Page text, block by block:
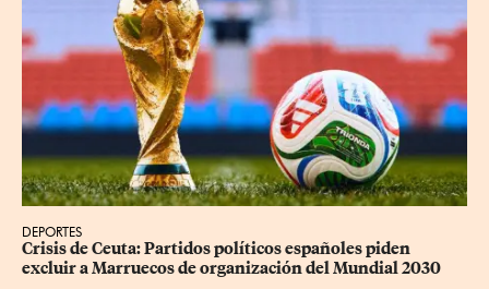
DEPORTES
Crisis de Ceuta: Partidos políticos españoles piden
excluir a Marruecos de organización del Mundial 2030